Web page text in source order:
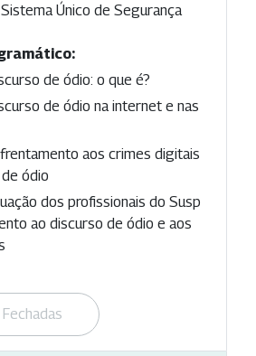
Único de Segurança
de ódio: o que é?
de ódio na internet e nas
aos crimes digitais
ódio
dos profissionais do Susp
ao discurso de ódio e aos